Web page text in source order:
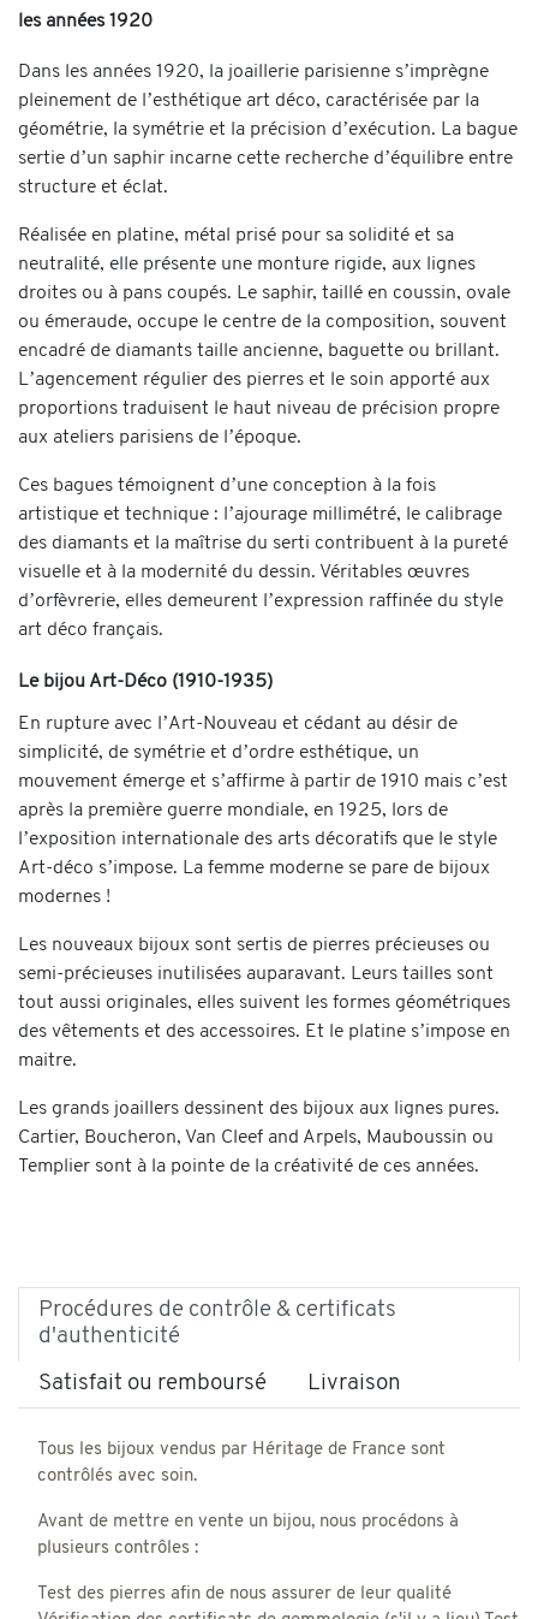
les années 1920
Dans les années 1920, la joaillerie parisienne s’imprègne
pleinement de l’esthétique art déco, caractérisée par la
géométrie, la symétrie et la précision d’exécution. La bague
sertie d’un saphir incarne cette recherche d’équilibre entre
structure et éclat.
Réalisée en platine, métal prisé pour sa solidité et sa
neutralité, elle présente une monture rigide, aux lignes
droites ou à pans coupés. Le saphir, taillé en coussin, ovale
ou émeraude, occupe le centre de la composition, souvent
encadré de diamants taille ancienne, baguette ou brillant.
L’agencement régulier des pierres et le soin apporté aux
proportions traduisent le haut niveau de précision propre
aux ateliers parisiens de l’époque.
Ces bagues témoignent d’une conception à la fois
artistique et technique : l’ajourage millimétré, le calibrage
des diamants et la maîtrise du serti contribuent à la pureté
visuelle et à la modernité du dessin. Véritables œuvres
d’orfèvrerie, elles demeurent l’expression raffinée du style
art déco français.
Le bijou Art-Déco (1910-1935)
En rupture avec l’Art-Nouveau et cédant au désir de
simplicité, de symétrie et d’ordre esthétique, un
mouvement émerge et s’affirme à partir de 1910 mais c’est
après la première guerre mondiale, en 1925, lors de
l’exposition internationale des arts décoratifs que le style
Art-déco s’impose. La femme moderne se pare de bijoux
modernes !
Les nouveaux bijoux sont sertis de pierres précieuses ou
semi-précieuses inutilisées auparavant. Leurs tailles sont
tout aussi originales, elles suivent les formes géométriques
des vêtements et des accessoires. Et le platine s’impose en
maitre.
Les grands joaillers dessinent des bijoux aux lignes pures.
Cartier, Boucheron, Van Cleef and Arpels, Mauboussin ou
Templier sont à la pointe de la créativité de ces années.
Procédures de contrôle & certificats
d'authenticité
Satisfait ou remboursé Livraison
Tous les bijoux vendus par Héritage de France sont
contrôlés avec soin.
Avant de mettre en vente un bijou, nous procédons à
plusieurs contrôles :
Test des pierres afin de nous assurer de leur qualité